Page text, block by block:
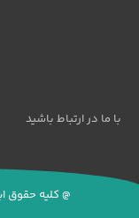
با ما در ارتباط باشید
@ کلیه حقوق